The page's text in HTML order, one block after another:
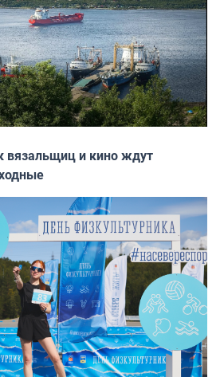
вязальщиц и кино ждут